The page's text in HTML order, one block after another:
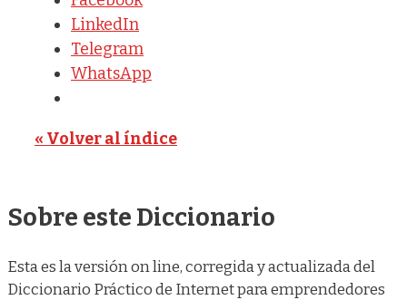
LinkedIn
Telegram
WhatsApp
« Volver al índice
Sobre este Diccionario
Esta es la versión on line, corregida y actualizada del
Diccionario Práctico de Internet para emprendedores